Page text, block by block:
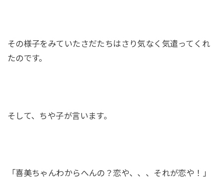
その様子をみていたさだたちはさり気なく気遣ってくれ
たのです。
そして、ちや子が言います。
「喜美ちゃんわからへんの？恋や、、、それが恋や！」